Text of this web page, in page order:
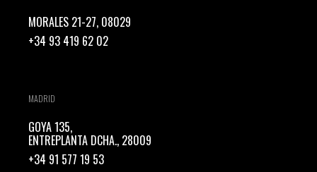
MORALES 21-27, 08029
+34 93 419 62 02
MADRID
GOYA 135,
ENTREPLANTA DCHA., 28009
+34 91 577 19 53